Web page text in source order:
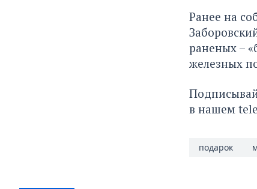
Ранее на
раненых –
железных
в нашем
подарок